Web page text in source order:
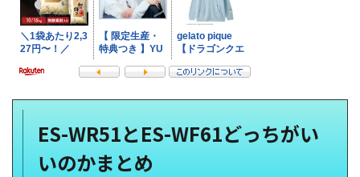
ES-WR51とES-WF61どっちがい
いのかまとめ